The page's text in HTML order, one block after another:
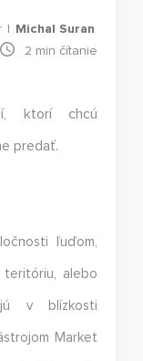
Michal Suran
2 min čítanie
ktorí chcú
predať.
ľuďom,
teritóriu, alebo
v blízkosti
Market